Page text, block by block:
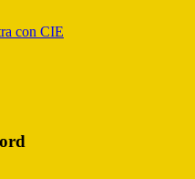
con CIE